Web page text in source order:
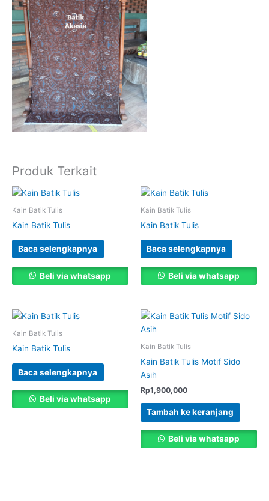
Produk Terkait
Kain Batik Tulis
Kain Batik Tulis
Baca selengkapnya
Beli via whatsapp
Kain Batik Tulis
Kain Batik Tulis
Baca selengkapnya
Beli via whatsapp
Kain Batik Tulis
Kain Batik Tulis
Baca selengkapnya
Beli via whatsapp
Kain Batik Tulis
Kain Batik Tulis Motif Sido
Asih
Rp1,900,000
Tambah ke keranjang
Beli via whatsapp